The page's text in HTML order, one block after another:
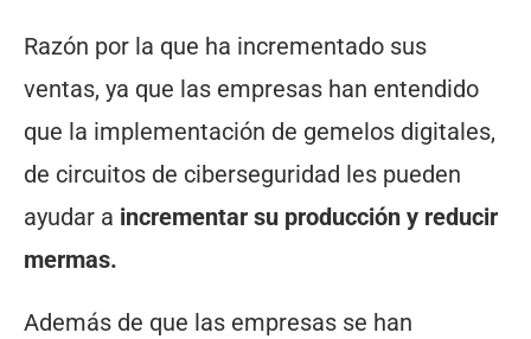
Razón por la que ha incrementado sus
ventas, ya que las empresas han entendido
que la implementación de gemelos digitales,
de circuitos de ciberseguridad les pueden
ayudar a incrementar su producción y reducir
mermas.
Además de que las empresas se han